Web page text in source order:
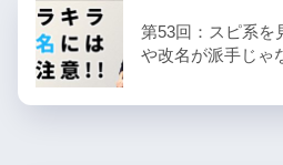
第53回：スピ系を
や改名が派手じゃ